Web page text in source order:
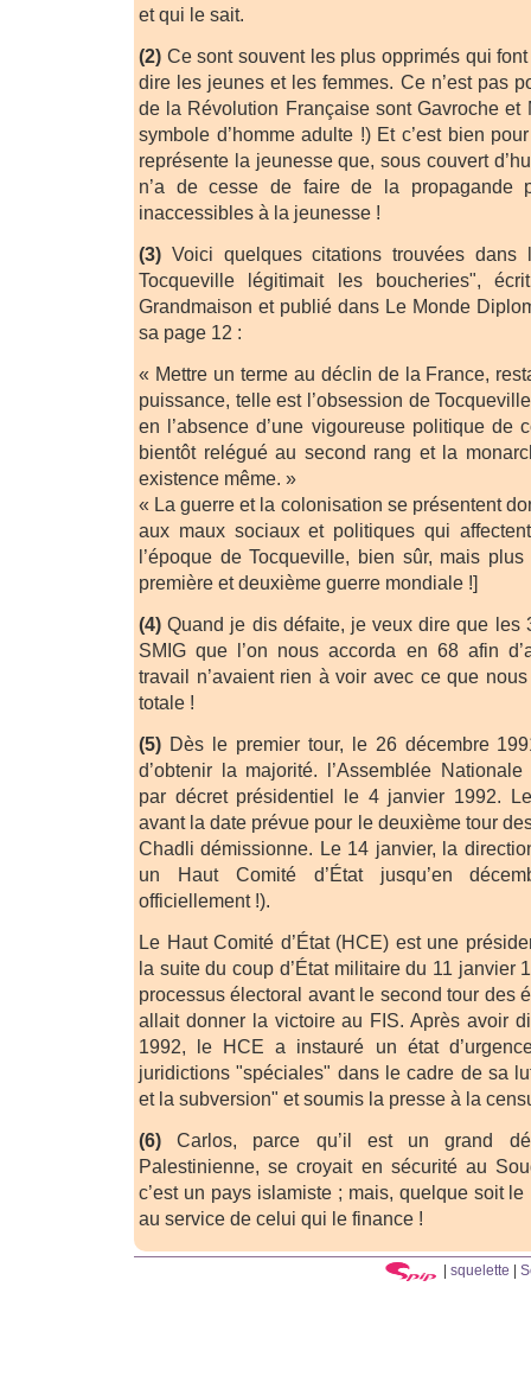
et qui le sait.
(2) Ce sont souvent les plus opprimés qui
dire les jeunes et les femmes. Ce n’est pas
de la Révolution Française sont Gavroche et
symbole d’homme adulte !) Et c’est bien
représente la jeunesse que, sous couvert
n’a de cesse de faire de la propagande
inaccessibles à la jeunesse !
(3) Voici quelques citations trouvées dans
Tocqueville légitimait les boucheries",
Grandmaison et publié dans Le Monde
sa page 12 :
« Mettre un terme au déclin de la France,
puissance, telle est l’obsession de
en l’absence d’une vigoureuse politique de
bientôt relégué au second rang et la
existence même. »
« La guerre et la colonisation se présentent
aux maux sociaux et politiques qui
l’époque de Tocqueville, bien sûr, mais
première et deuxième guerre mondiale !]
(4) Quand je dis défaite, je veux dire que les
SMIG que l’on nous accorda en 68 afin
travail n’avaient rien à voir avec ce que
totale !
(5) Dès le premier tour, le 26 décembre
d’obtenir la majorité. l’Assemblée
par décret présidentiel le 4 janvier 1992.
avant la date prévue pour le deuxième tour
Chadli démissionne. Le 14 janvier, la
un Haut Comité d’État jusqu’en
officiellement !).
Le Haut Comité d’État (HCE) est une
la suite du coup d’État militaire du 11 janvier
processus électoral avant le second tour des
allait donner la victoire au FIS. Après avoir
1992, le HCE a instauré un état
juridictions "spéciales" dans le cadre de sa
et la subversion" et soumis la presse à la
(6) Carlos, parce qu’il est un grand
Palestinienne, se croyait en sécurité au
c’est un pays islamiste ; mais, quelque soit le
au service de celui qui le finance !
squelette